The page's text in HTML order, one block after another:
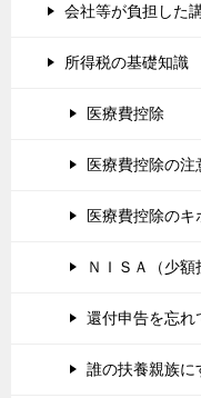
会社等が負担した
所得税の基礎知識
医療費控除
医療費控除の注
医療費控除のキ
ＮＩＳＡ（少
還付申告を忘れ
誰の扶養親族に